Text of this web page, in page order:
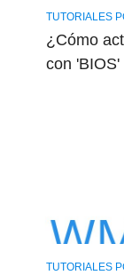
TUTORIALES
¿Cómo
con
TUTORIALES